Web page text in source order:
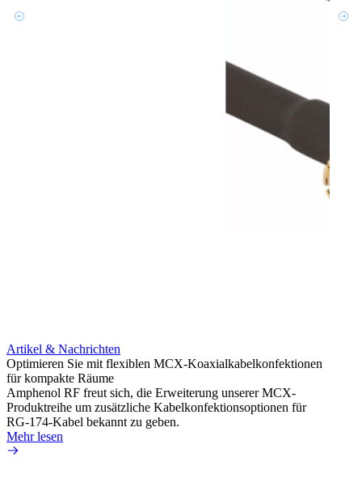
Artikel & Nachrichten
Optimieren Sie mit flexiblen MCX-Koaxialkabelkonfektionen
für kompakte Räume
Amphenol RF freut sich, die Erweiterung unserer MCX-
Produktreihe um zusätzliche Kabelkonfektionsoptionen für
RG-174-Kabel bekannt zu geben.
Mehr lesen